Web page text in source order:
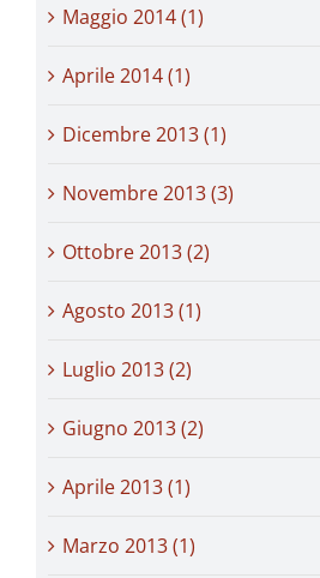
Maggio 2014 (1)
Aprile 2014 (1)
Dicembre 2013 (1)
Novembre 2013 (3)
Ottobre 2013 (2)
Agosto 2013 (1)
Luglio 2013 (2)
Giugno 2013 (2)
Aprile 2013 (1)
Marzo 2013 (1)